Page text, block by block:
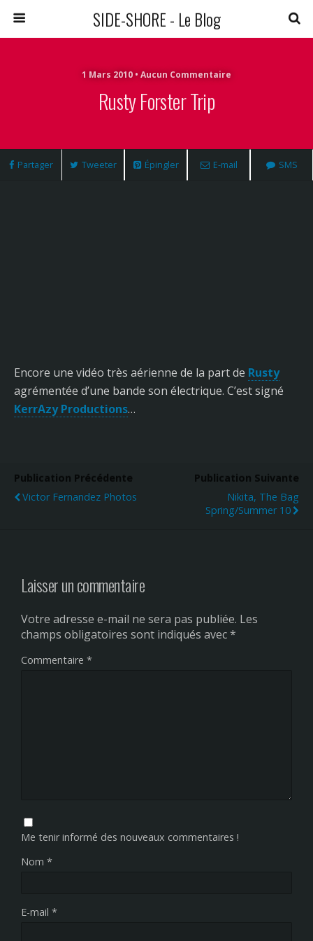
SIDE-SHORE - Le Blog
1 Mars 2010 • Aucun Commentaire
Rusty Forster Trip
Partager Tweeter Épingler E-mail SMS
Encore une vidéo très aérienne de la part de Rusty
agrémentée d’une bande son électrique. C’est signé
KerrAzy Productions…
Publication Précédente
Victor Fernandez Photos
Publication Suivante
Nikita, The Bag
Spring/summer 10
Laisser un commentaire
Votre adresse e-mail ne sera pas publiée. Les
champs obligatoires sont indiqués avec*
Commentaire *
Me tenir informé des nouveaux commentaires !
Nom *
E-mail *